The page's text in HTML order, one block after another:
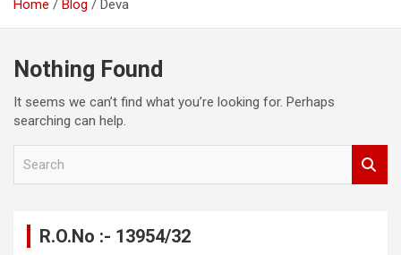
Home Blog Deva
Nothing Found
It seems we can’t find what you’re looking for. Perhaps
searching can help.
R.O.No :- 13954/32